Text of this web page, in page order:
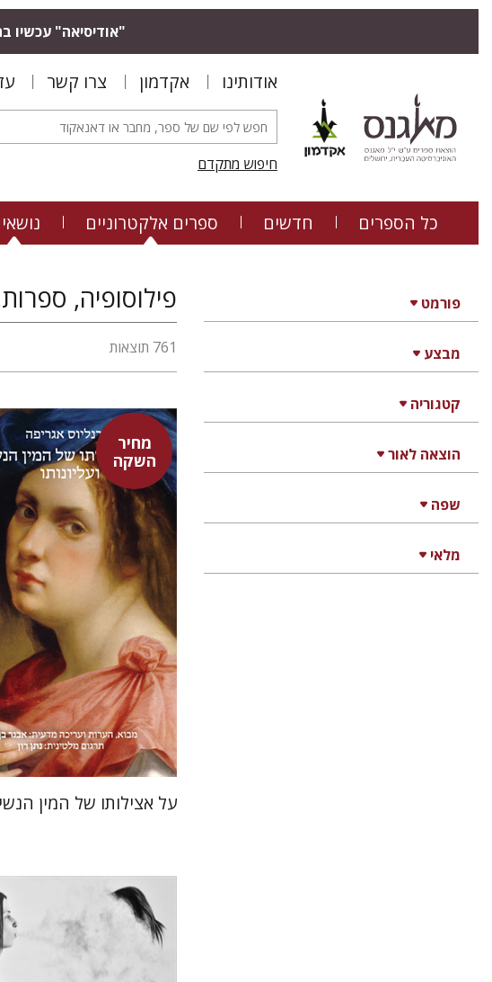
"אודיסיאה" עכשיו
אודותינו אקדמון צרו קשר
חיפוש מתקדם
כל הספרים חדשים ספרים אלקטרוניים
פורמט
מבצע
קטגוריה
הוצאה לאור
שפה
מלאי
פילוסופיה,
761 תוצאות
מחיר
השקה
היינריך קורנליוס אגריפה
אבנר בן-זקן
נתן רון
מחיר השקה
$31
$22
על אצילותו של המין הנשי
חגי כנען